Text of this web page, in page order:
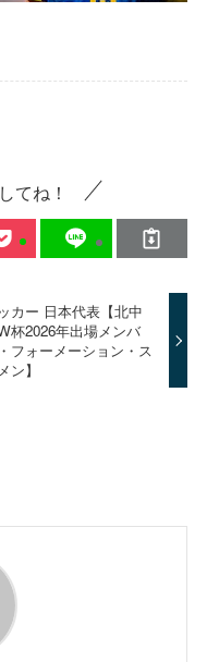
てね！
カー 日本代表【北中
杯2026年出場メンバ
フォーメーション・ス
ン】